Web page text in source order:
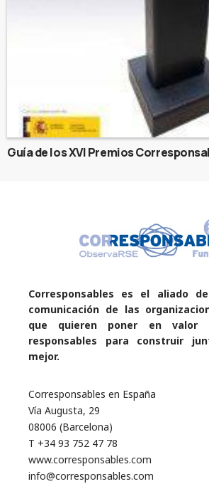
Guía de los XVI Premios
Corresponsables es el aliado
comunicación de las
que quieren poner en valor
responsables para construir
mejor.
Corresponsables en España
Vía Augusta, 29
08006 (Barcelona)
T +34 93 752 47 78
www.corresponsables.com
info@corresponsables.com